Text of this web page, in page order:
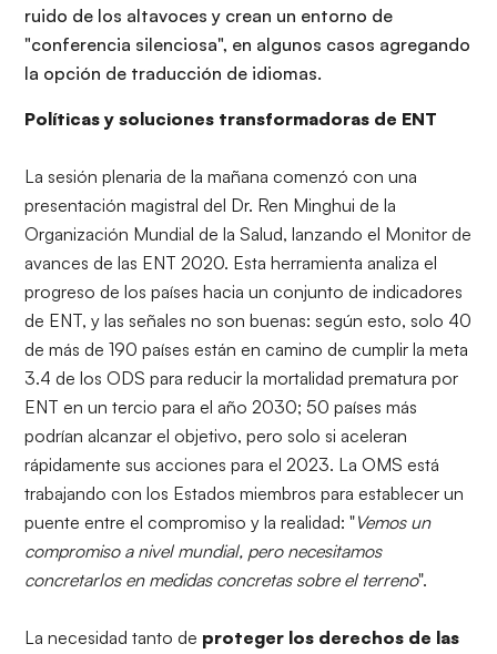
ruido de los altavoces y crean un entorno de
"conferencia silenciosa", en algunos casos agregando
la opción de traducción de idiomas.
Políticas y soluciones transformadoras de ENT
La sesión plenaria de la mañana comenzó con una
presentación magistral del Dr. Ren Minghui de la
Organización Mundial de la Salud, lanzando el Monitor de
avances de las ENT 2020. Esta herramienta analiza el
progreso de los países hacia un conjunto de indicadores
de ENT, y las señales no son buenas: según esto, solo 40
de más de 190 países están en camino de cumplir la meta
3.4 de los ODS para reducir la mortalidad prematura por
ENT en un tercio para el año 2030; 50 países más
podrían alcanzar el objetivo, pero solo si aceleran
rápidamente sus acciones para el 2023. La OMS está
trabajando con los Estados miembros para establecer un
puente entre el compromiso y la realidad: "Vemos un
compromiso a nivel mundial, pero necesitamos
concretarlos en medidas concretas sobre el terreno".
La necesidad tanto de proteger los derechos de las